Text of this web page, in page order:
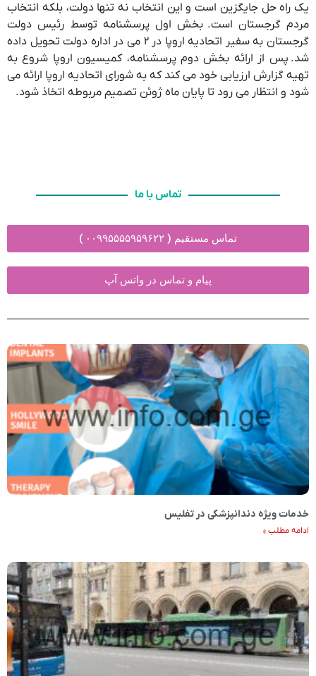
یک راه حل جایگزین است و این انتخاب نه تنها دولت، بلکه انتخاب
مردم گرجستان است. بخش اول پرسشنامه توسط رئیس دولت
گرجستان به سفیر اتحادیه اروپا در ۲ می در اداره دولت تحویل داده
شد. پس از ارائه بخش دوم پرسشنامه، کمیسیون اروپا شروع به
تهیه گزارش ارزیابی خود می کند که به شورای اتحادیه اروپا ارائه می
شود و انتظار می رود تا پایان ماه ژوئن تصمیم مربوطه اتخاذ شود.
تماس با ما
تماس مستقیم ( ۰۰۹۹۵۵۵۵۹۵۹۶۲۲ )
پیام و تماس در واتس آپ
خدمات ویژه دندانپزشکی در تفلیس
ادامه مطلب »